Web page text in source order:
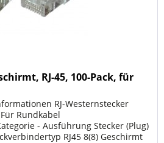
RJ-45, 100-Pack, für
RJ-Westernstecker
Rundkabel
- Ausführung Stecker (Plug)
RJ45 8(8) Geschirmt